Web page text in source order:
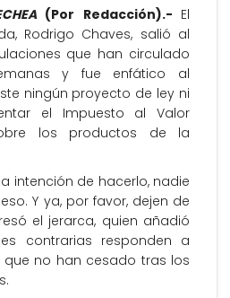
(Por Redacción).- El
Rodrigo Chaves, salió al
que han circulado
y fue enfático al
ningún proyecto de ley ni
el Impuesto al Valor
los productos de la
intención de hacerlo, nadie
Y ya, por favor, dejen de
el jerarca, quien añadió
contrarias responden a
no han cesado tras los